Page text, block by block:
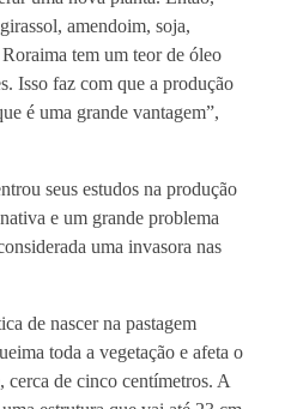
amendoim, soja,
tem um teor de óleo
Isso faz com que a produção
é uma grande vantagem”,
seus estudos na produção
e um grande problema
uma invasora nas
de nascer na pastagem
toda a vegetação e afeta o
cerca de cinco centímetros. A